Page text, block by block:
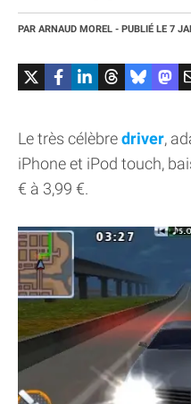
PAR ARNAUD MOREL - PUBLIÉ LE 7
Le très célèbredriver,
iPhone et iPod touch,
€ à 3,99 €.